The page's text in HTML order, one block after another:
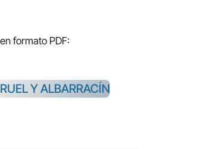
formato PDF:
Y ALBARRACÍN